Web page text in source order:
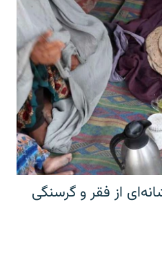
از فقر و گرسنگی